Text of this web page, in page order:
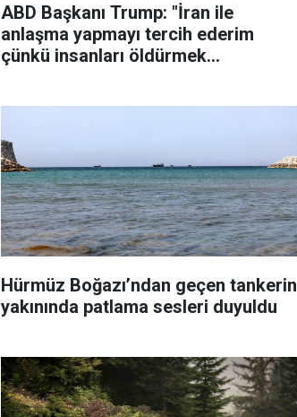
ABD Başkanı Trump: "İran ile
anlaşma yapmayı tercih ederim
çünkü insanları öldürmek
Hürmüz Boğazı’ndan geçen tankerin
yakınında patlama sesleri duyuldu